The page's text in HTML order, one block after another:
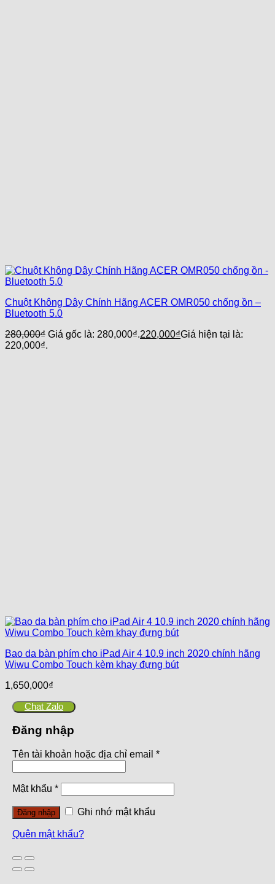
Chuột Không Dây Chính Hãng ACER OMR050 chống ồn –
Bluetooth 5.0
280,000₫ Giá gốc là: 280,000₫.220,000₫Giá hiện tại là:
220,000₫.
Bao da bàn phím cho iPad Air 4 10.9 inch 2020 chính hãng
Wiwu Combo Touch kèm khay đựng bút
1,650,000₫
Chat Zalo
Đăng nhập
Tên tài khoản hoặc địa chỉ email *
Mật khẩu *
Đăng nhập Ghi nhớ mật khẩu
Quên mật khẩu?